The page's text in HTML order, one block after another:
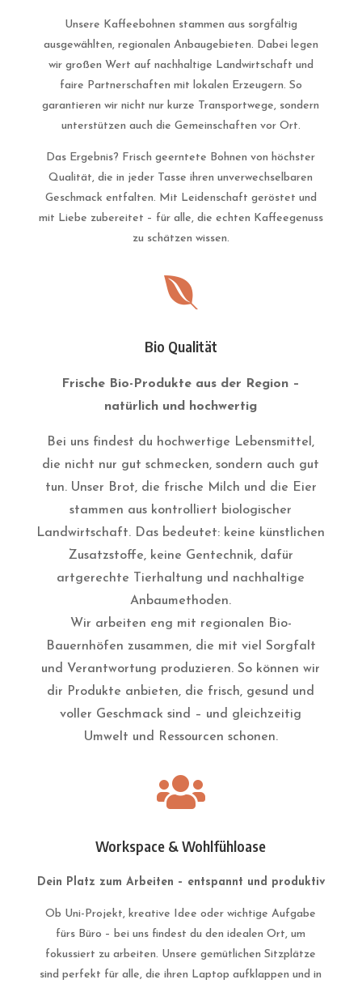
Unsere Kaffeebohnen stammen aus sorgfältig
ausgewählten, regionalen Anbaugebieten. Dabei legen
wir großen Wert auf nachhaltige Landwirtschaft und
faire Partnerschaften mit lokalen Erzeugern. So
garantieren wir nicht nur kurze Transportwege, sondern
unterstützen auch die Gemeinschaften vor Ort.
Das Ergebnis? Frisch geerntete Bohnen von höchster
Qualität, die in jeder Tasse ihren unverwechselbaren
Geschmack entfalten. Mit Leidenschaft geröstet und
mit Liebe zubereitet – für alle, die echten Kaffeegenuss
zu schätzen wissen.

Bio Qualität
Frische Bio-Produkte aus der Region –
natürlich und hochwertig
Bei uns findest du hochwertige Lebensmittel,
die nicht nur gut schmecken, sondern auch gut
tun. Unser Brot, die frische Milch und die Eier
stammen aus kontrolliert biologischer
Landwirtschaft. Das bedeutet: keine künstlichen
Zusatzstoffe, keine Gentechnik, dafür
artgerechte Tierhaltung und nachhaltige
Anbaumethoden.
Wir arbeiten eng mit regionalen Bio-
Bauernhöfen zusammen, die mit viel Sorgfalt
und Verantwortung produzieren. So können wir
dir Produkte anbieten, die frisch, gesund und
voller Geschmack sind – und gleichzeitig
Umwelt und Ressourcen schonen.

Workspace & Wohlfühloase
Dein Platz zum Arbeiten – entspannt und produktiv
Ob Uni-Projekt, kreative Idee oder wichtige Aufgabe
fürs Büro – bei uns findest du den idealen Ort, um
fokussiert zu arbeiten. Unsere gemütlichen Sitzplätze
sind perfekt für alle, die ihren Laptop aufklappen und in